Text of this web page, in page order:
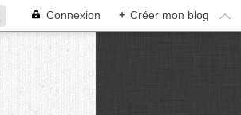
Connexion + Créer mon blog